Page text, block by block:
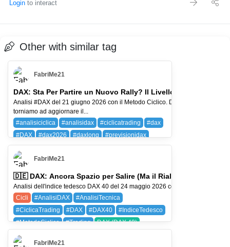
Login to interact
Other with similar tag
FabriMe21
DAX: Sta Per Partire un Nuovo Rally? Il Livello da Non Perdere
Analisi #DAX del 21 giugno 2026 con il Metodo Ciclico. Dopo circa un mese
torniamo ad aggiornare il...
#analisiciclica
#analisidax #ciclicatrading
#dax
#DAX
#dax2026 #daxlong
#previsionidax
DAX (DAX 40)
FabriMe21
🇩🇪 DAX: Ancora Spazio per Salire (Ma il Rialzo ha una
Analisi dell'indice tedesco DAX 40 del 24 maggio 2026 con Metodo Ciclico
Cicli
#AnalisiDAX
#AnalisiTecnica
#CiclicaTrading
#DAX #DAX40
#IndiceTedesco
#MetodoCiclico
#Trading
DAX (DAX 40)
SPX (SP 500)
FabriMe21